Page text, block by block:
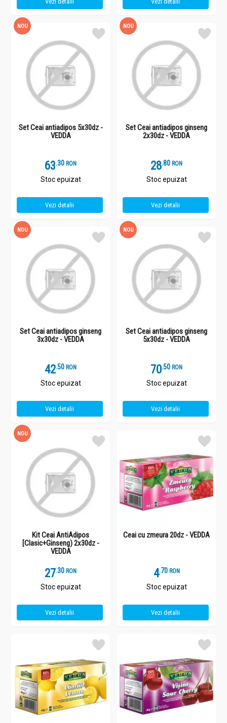
NOU
Set Ceai antiadipos 5x30dz -
VEDDA
63.3 RON
Stoc epuizat
Vezi detalii
NOU
Set Ceai antiadipos ginseng
2x30dz - VEDDA
28.8 RON
Stoc epuizat
Vezi detalii
NOU
Set Ceai antiadipos ginseng
3x30dz - VEDDA
42.5 RON
Stoc epuizat
Vezi detalii
NOU
Set Ceai antiadipos ginseng
5x30dz - VEDDA
70.5 RON
Stoc epuizat
Vezi detalii
NOU
Kit Ceai AntiAdipos
[Clasic+Ginseng) 2x30dz -
VEDDA
27.3 RON
Stoc epuizat
Vezi detalii
Ceai cu zmeura 20dz - VEDDA
4.7 RON
Stoc epuizat
Vezi detalii